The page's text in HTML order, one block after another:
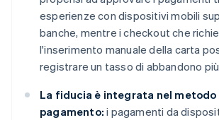
esperienze con dispositivi mobili
banche, mentre i checkout che
l'inserimento manuale della carta
registrare un tasso di abbandono
La fiducia è integrata nel metodo
pagamento: i pagamenti da